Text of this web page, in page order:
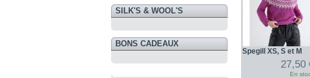
SILK'S & WOOL'S
BONS CADEAUX
Spegill XS, S et M
27,50
En